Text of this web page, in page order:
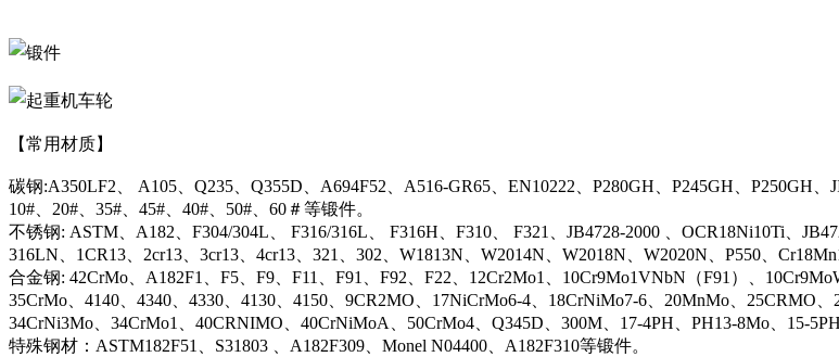
【常用材质】
碳钢:A350LF2、 A105、Q235、Q355D、A694F52、A516-GR65、EN10222、P280GH、P245GH、P250GH、
10#、20#、35#、45#、40#、50#、60＃等锻件。
不锈钢: ASTM、A182、F304/304L、 F316/316L、 F316H、F310、 F321、JB4728-2000 、OCR18Ni10Ti、
316LN、1CR13、2cr13、3cr13、4cr13、321、302、W1813N、W2014N、W2018N、W2020N、P550、
合金钢: 42CrMo、A182F1、F5、F9、F11、F91、F92、F22、12Cr2Mo1、10Cr9Mo1VNbN（F91）、
35CrMo、4140、4340、4330、4130、4150、9CR2MO、17NiCrMo6-4、18CrNiMo7-6、20MnMo、25CRMO
34CrNi3Mo、34CrMo1、40CRNIMO、40CrNiMoA、50CrMo4、Q345D、300M、17-4PH、PH13-8Mo、15-
特殊钢材：ASTM182F51、S31803 、A182F309、Monel N04400、A182F310等锻件。